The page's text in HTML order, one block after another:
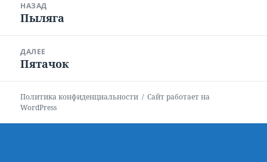
записям
НАЗАД
Предыдущая
Пыляга
ДАЛЕЕ
Следующая
Пятачок
Политика конфиденциальности
Сайт работает на
WordPress